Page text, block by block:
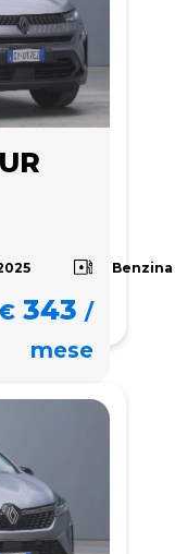
Benzina
343 /
mese